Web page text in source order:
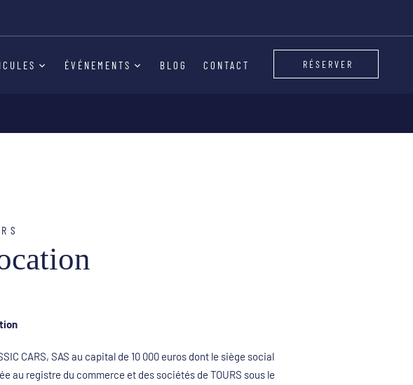
RÉSERVER
ÉVÉNEMENTS BLOG CONTACT
CARS, SAS au capital de 10 000 euros dont le siège social
au registre du commerce et des sociétés de TOURS sous le